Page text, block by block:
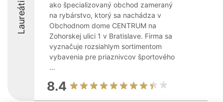
Laureáti
ako špecializovaný obchod zameraný
na rybárstvo, ktorý sa nachádza v
Obchodnom dome CENTRUM na
Zohorskej ulici 1 v Bratislave. Firma sa
vyznačuje rozsiahlym sortimentom
vybavenia pre priaznivcov športového
...
8.4